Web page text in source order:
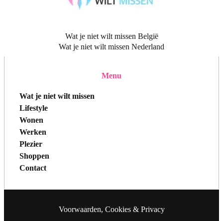
Wat je niet wilt missen België
Wat je niet wilt missen Nederland
Menu
Wat je niet wilt missen
Lifestyle
Wonen
Werken
Plezier
Shoppen
Contact
Voorwaarden, Cookies & Privacy